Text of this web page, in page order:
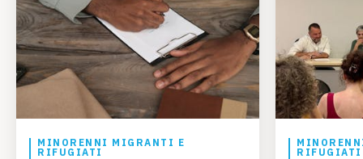
MINORENNI MIGRANTI E
RIFUGIATI
RIFUGIATI